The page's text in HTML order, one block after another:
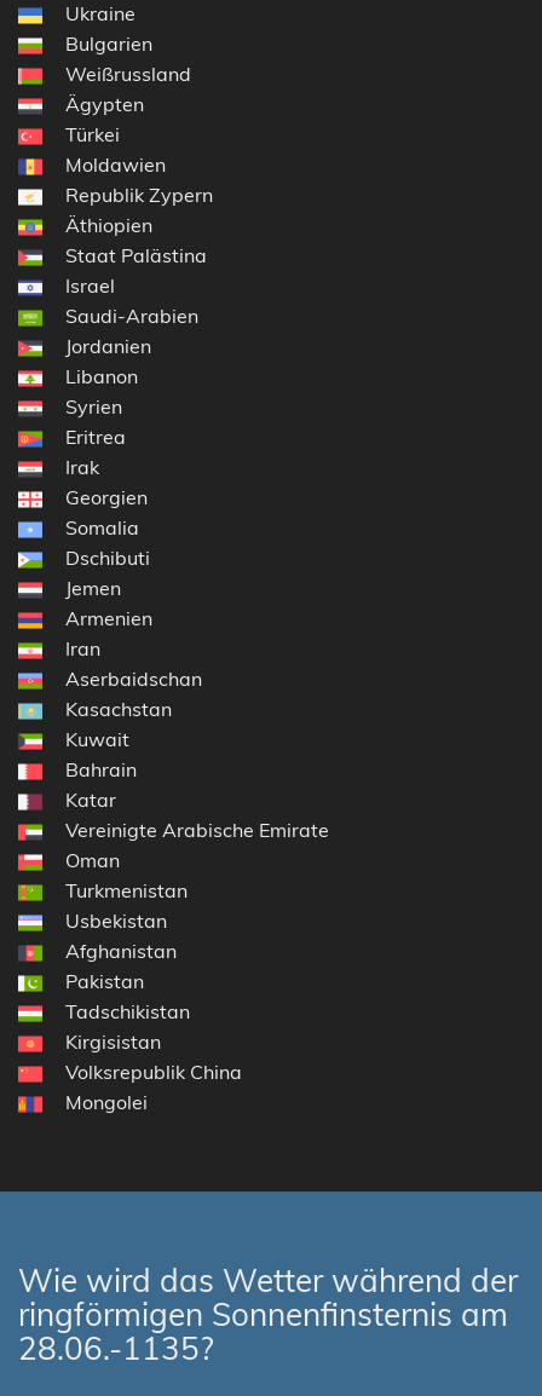
Ukraine
Bulgarien
Weißrussland
Ägypten
Türkei
Moldawien
Republik Zypern
Äthiopien
Staat Palästina
Israel
Saudi-Arabien
Jordanien
Libanon
Syrien
Eritrea
Irak
Georgien
Somalia
Dschibuti
Jemen
Armenien
Iran
Aserbaidschan
Kasachstan
Kuwait
Bahrain
Katar
Vereinigte Arabische Emirate
Oman
Turkmenistan
Usbekistan
Afghanistan
Pakistan
Tadschikistan
Kirgisistan
Volksrepublik China
Mongolei
Wie wird das Wetter während der
ringförmigen Sonnenfinsternis am
28.06.-1135?